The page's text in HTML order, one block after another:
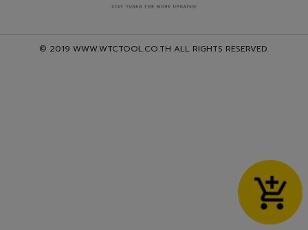
© 2019 WWW.WTCTOOL.CO.TH ALL RIGHTS RESERVED.